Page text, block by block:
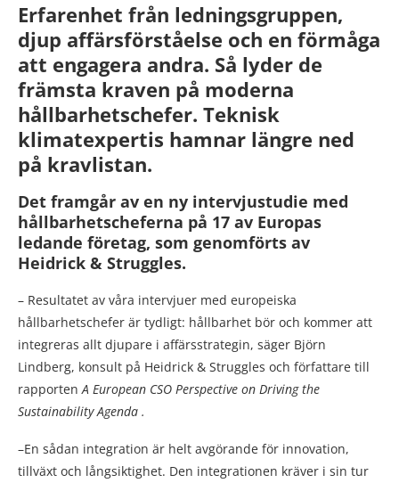
Erfarenhet från ledningsgruppen,
djup affärsförståelse och en förmåga
att engagera andra. Så lyder de
främsta kraven på moderna
hållbarhetschefer. Teknisk
klimatexpertis hamnar längre ned
på kravlistan.
Det framgår av en ny intervjustudie med
hållbarhetscheferna på 17 av Europas
ledande företag, som genomförts av
Heidrick & Struggles.
– Resultatet av våra intervjuer med europeiska
hållbarhetschefer är tydligt: hållbarhet bör och kommer att
integreras allt djupare i affärsstrategin, säger Björn
Lindberg, konsult på Heidrick & Struggles och författare till
rapportenA European CSO Perspective on Driving the
Sustainability Agenda .
–En sådan integration är helt avgörande för innovation,
tillväxt och långsiktighet. Den integrationen kräver i sin tur